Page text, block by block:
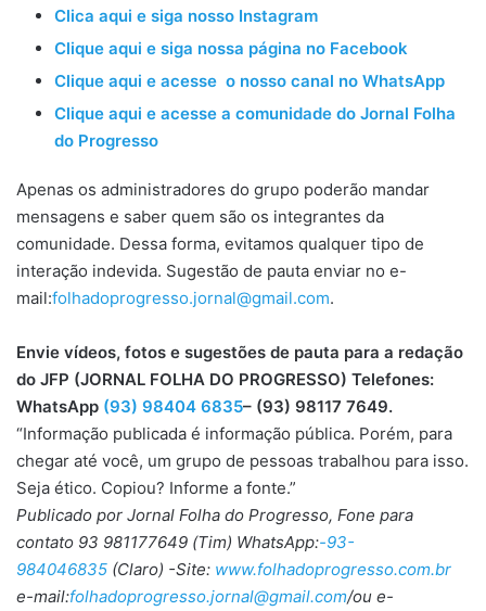
Clica aqui e siga nosso Instagram
Clique aqui e siga nossa página no Facebook
Clique aqui e acesse o nosso canal no WhatsApp
Clique aqui e acesse a comunidade do Jornal Folha
do Progresso
Apenas os administradores do grupo poderão mandar
mensagens e saber quem são os integrantes da
comunidade. Dessa forma, evitamos qualquer tipo de
interação indevida. Sugestão de pauta enviar no e-
mail:folhadoprogresso.jornal@gmail.com.
Envie vídeos, fotos e sugestões de pauta para a redação
do JFP (JORNAL FOLHA DO PROGRESSO) Telefones:
WhatsApp (93) 98404 6835– (93) 98117 7649.
“Informação publicada é informação pública. Porém, para
chegar até você, um grupo de pessoas trabalhou para isso.
Seja ético. Copiou? Informe a fonte.”
Publicado por Jornal Folha do Progresso, Fone para
contato 93 981177649 (Tim) WhatsApp:-93-
984046835 (Claro) -Site: www.folhadoprogresso.com.br
e-mail:folhadoprogresso.jornal@gmail.com/ou e-